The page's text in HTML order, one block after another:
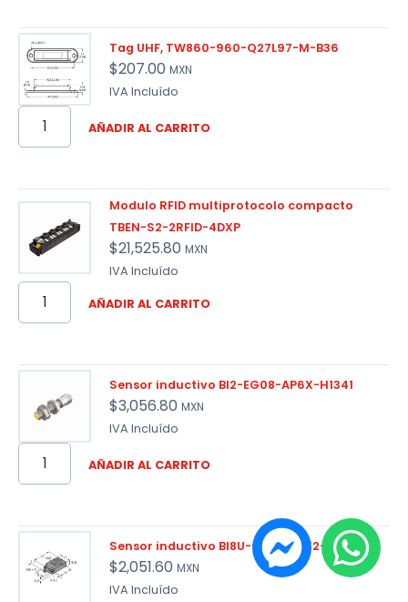
Tag UHF, TW860-960-Q27L97-M-B36
$207.00 MXN
IVA Incluído
AÑADIR AL CARRITO
Modulo RFID multiprotocolo compacto
TBEN-S2-2RFID-4DXP
$21,525.80 MXN
IVA Incluído
AÑADIR AL CARRITO
Sensor inductivo BI2-EG08-AP6X-H1341
$3,056.80 MXN
IVA Incluído
AÑADIR AL CARRITO
Sensor inductivo BI8U-Q10-AP6X2-V1131
$2,051.60 MXN
IVA Incluído